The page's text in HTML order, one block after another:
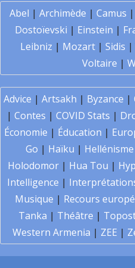
Abel | Archimède | Camus |
Dostoïevski | Einstein |
Leibniz | Mozart | Sidis |
Voltaire |
Advice | Artsakh | Byzance |
| Contes | COVID Stats |
Économie | Éducation |
Go | Haïku | Hellénisme
Holodomor | Hua Tou |
Intelligence |
Musique | Recours
Tanka | Théâtre |
Western Armenia | ZEE |